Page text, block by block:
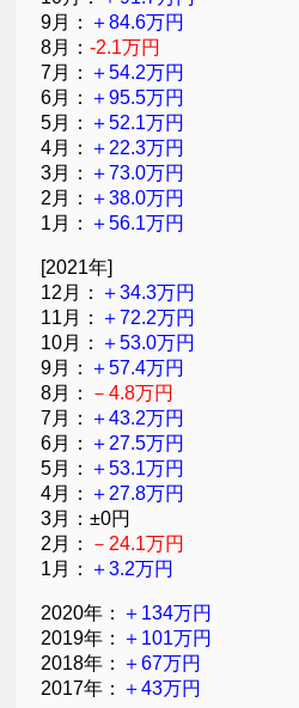
9月： ＋84.6万円
8月：-2.1万円
7月： ＋54.2万円
6月： ＋95.5万円
5月： ＋52.1万円
4月： ＋22.3万円
3月： ＋73.0万円
2月： ＋38.0万円
1月： ＋56.1万円
[2021年]
12月： ＋34.3万円
11月： ＋72.2万円
10月： ＋53.0万円
9月： ＋57.4万円
8月：
－4.8万円
7月： ＋43.2万円
6月： ＋27.5万円
5月： ＋53.1万円
4月： ＋27.8万円
3月：±0円
2月：
－24.1万円
1月： ＋3.2万円
2020年： ＋134万円
2019年： ＋101万円
2018年： ＋67万円
2017年： ＋43万円